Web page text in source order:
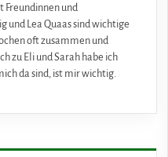
Freundinnen und
und Lea Quaas sind wichtige
oft zusammen und
zu Eli und Sarah habe ich
da sind, ist mir wichtig.